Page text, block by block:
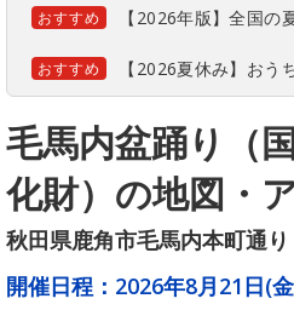
おすすめ 【2026年版】全国の
おすすめ 【2026夏休み】おう
毛馬内盆踊り（
化財）の地図・
秋田県鹿角市毛馬内本町通り
開催日程： 2026年8月21日(